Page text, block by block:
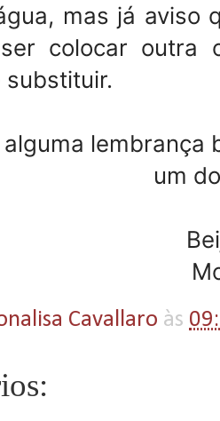
mas já aviso
colocar outra
substituir.
alguma
um
Cavallaro às